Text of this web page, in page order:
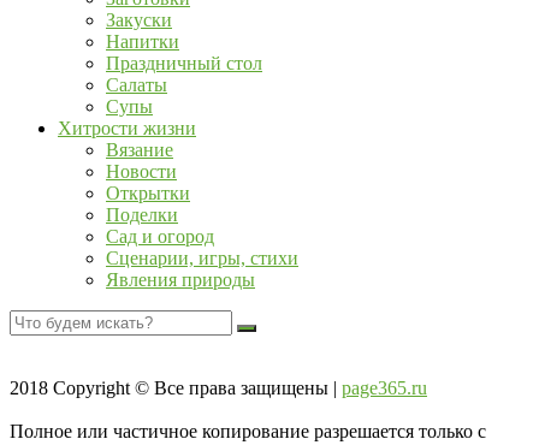
Закуски
Напитки
Праздничный стол
Салаты
Супы
Хитрости жизни
Вязание
Новости
Открытки
Поделки
Сад и огород
Сценарии, игры, стихи
Явления природы
2018 Copyright © Все права защищены | page365.ru
Полное или частичное копирование разрешается только с